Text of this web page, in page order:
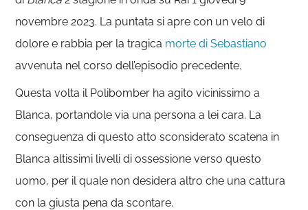
novembre 2023. La puntata si apre con un velo di
dolore e rabbia per la tragica morte di Sebastiano
avvenuta nel corso dell’episodio precedente.
Questa volta il Polibomber ha agito vicinissimo a
Blanca, portandole via una persona a lei cara. La
conseguenza di questo atto sconsiderato scatena in
Blanca altissimi livelli di ossessione verso questo
uomo, per il quale non desidera altro che una cattura
con la giusta pena da scontare.